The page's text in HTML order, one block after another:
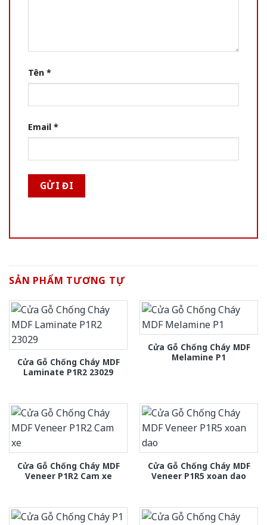
Tên *
Email *
SẢN PHẨM TƯƠNG TỰ
Cửa Gỗ Chống Cháy MDF
Laminate P1R2 23029
Cửa Gỗ Chống Cháy MDF
Melamine P1
Cửa Gỗ Chống Cháy MDF
Veneer P1R2 Cam xe
Cửa Gỗ Chống Cháy MDF
Veneer P1R5 xoan dao